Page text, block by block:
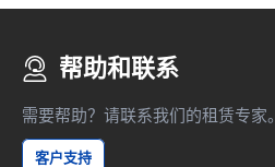
帮助和联系
需要帮助？请联系我们的租赁专家。
客户支持